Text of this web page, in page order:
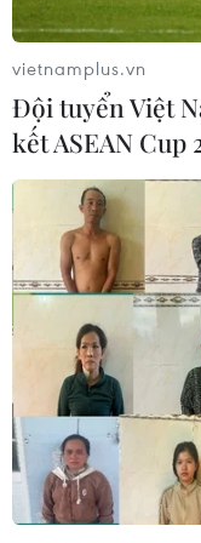
Dắt chó đi dạo
định, bị phạt đến
08/08/2026 04:16
Thổ Nhĩ Kỳ tăng
bắt giữ hơn 100
07/08/2026 14:55
Tây Ban Nha
buôn người
07/08/2026 12:13
Hy Lạp tạm giam
vietnamplus.vn
Đội tuyển Việt
kết ASEAN Cup